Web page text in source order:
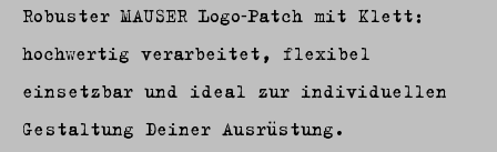
Robuster MAUSER Logo‑Patch mit Klett:
hochwertig verarbeitet, flexibel
einsetzbar und ideal zur individuellen
Gestaltung Deiner Ausrüstung.